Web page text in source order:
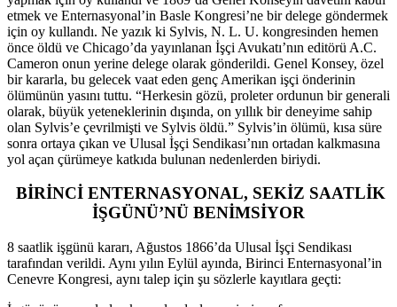
etmek ve Enternasyonal’in Basle Kongresi’ne bir delege göndermek
için oy kullandı. Ne yazık ki Sylvis, N. L. U. kongresinden hemen
önce öldü ve Chicago’da yayınlanan İşçi Avukatı’nın editörü A.C.
Cameron onun yerine delege olarak gönderildi. Genel Konsey, özel
bir kararla, bu gelecek vaat eden genç Amerikan işçi önderinin
ölümünün yasını tuttu. “Herkesin gözü, proleter ordunun bir generali
olarak, büyük yeteneklerinin dışında, on yıllık bir deneyime sahip
olan Sylvis’e çevrilmişti ve Sylvis öldü.” Sylvis’in ölümü, kısa süre
sonra ortaya çıkan ve Ulusal İşçi Sendikası’nın ortadan kalkmasına
yol açan çürümeye katkıda bulunan nedenlerden biriydi.
BİRİNCİ ENTERNASYONAL, SEKİZ SAATLİK
İŞGÜNÜ’NÜ BENİMSİYOR
8 saatlik işgünü kararı, Ağustos 1866’da Ulusal İşçi Sendikası
tarafından verildi. Aynı yılın Eylül ayında, Birinci Enternasyonal’in
Cenevre Kongresi, aynı talep için şu sözlerle kayıtlara geçti: